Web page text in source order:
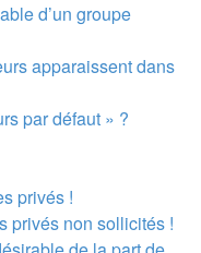
d’un groupe
apparaissent dans
par défaut » ?
privés !
privés non sollicités !